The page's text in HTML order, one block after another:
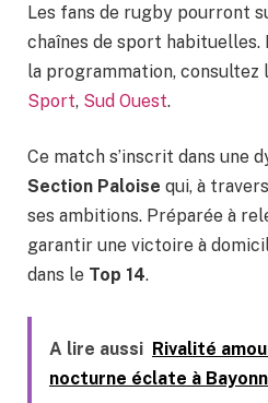
Les fans de rugby pourront
chaînes de sport
la programmation, consultez
Sport, Sud Ouest.
Ce match s’inscrit dans une
Section Paloise qui, à
ses ambitions. Préparée à
garantir une victoire à
dans le Top 14.
A lire aussi Rivalité
nocturne éclate à